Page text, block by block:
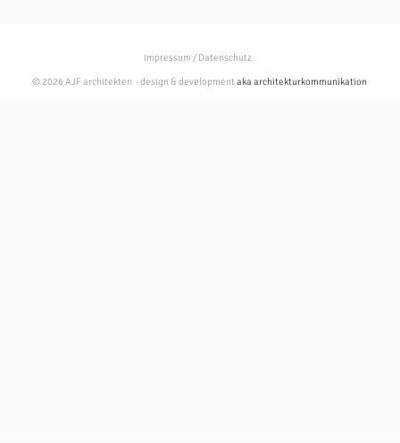
Impressum / Datenschutz
© 2026 AJF architekten · design & developmentaka architekturkommunikation